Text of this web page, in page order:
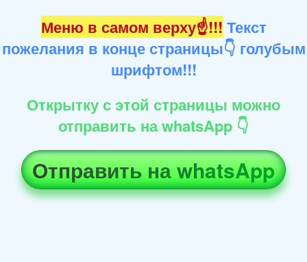
Меню в самом верху☝!!! Текст
пожелания в конце страницы👇 голубым
шрифтом!!!
Открытку с этой страницы можно
отправить на whatsApp 👇
Отправить на whatsApp